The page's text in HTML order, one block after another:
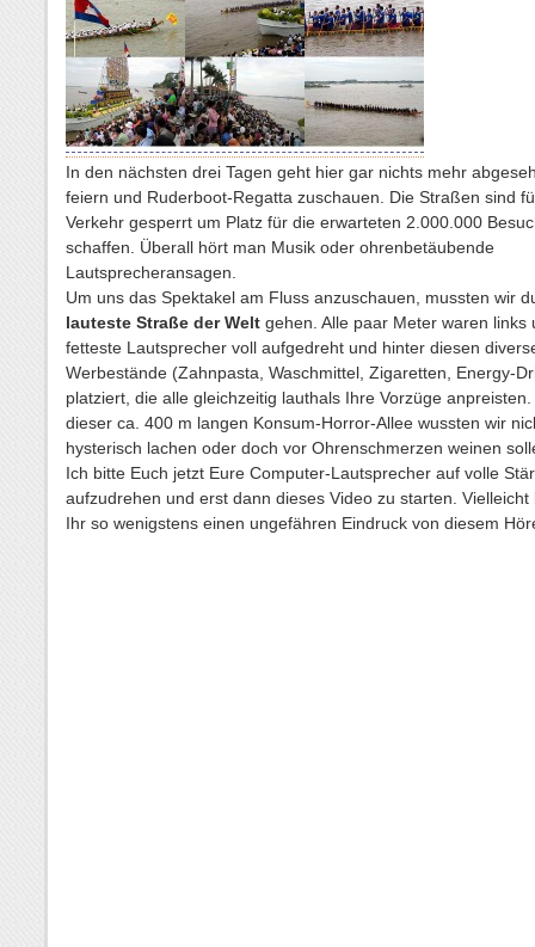
In den nächsten drei Tagen geht hier gar nichts mehr
feiern und Ruderboot-Regatta zuschauen. Die Straßen sind
Verkehr gesperrt um Platz für die erwarteten 2.000.000
schaffen. Überall hört man Musik oder ohrenbetäubende
Lautsprecheransagen.
Um uns das Spektakel am Fluss anzuschauen, mussten wir
lauteste Straße der Welt gehen. Alle paar Meter waren links
fetteste Lautsprecher voll aufgedreht und hinter diesen
Werbestände (Zahnpasta, Waschmittel, Zigaretten, Energy-
platziert, die alle gleichzeitig lauthals Ihre Vorzüge anpreisten.
dieser ca. 400 m langen Konsum-Horror-Allee wussten wir
hysterisch lachen oder doch vor Ohrenschmerzen weinen
Ich bitte Euch jetzt Eure Computer-Lautsprecher auf volle
aufzudrehen und erst dann dieses Video zu starten. Vielleicht
Ihr so wenigstens einen ungefähren Eindruck von diesem